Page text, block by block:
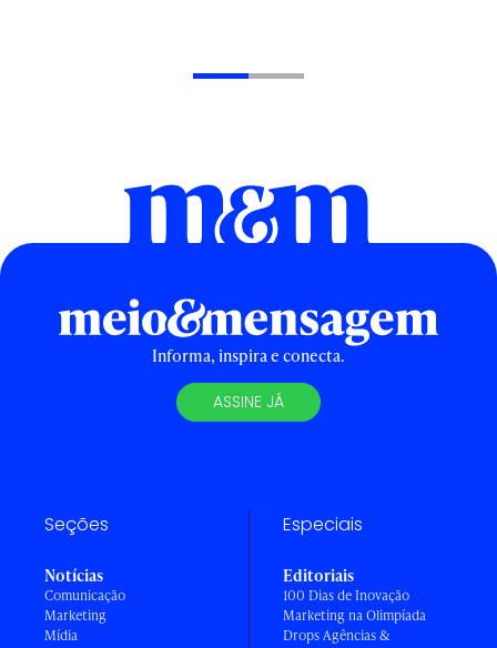
Informa, inspira e conecta.
ASSINE JÁ
Seções
Notícias
Comunicação
Marketing
Mídia
Especiais
Editoriais
100 Dias de Inovação
Marketing na Olimpíada
Drops Agências &